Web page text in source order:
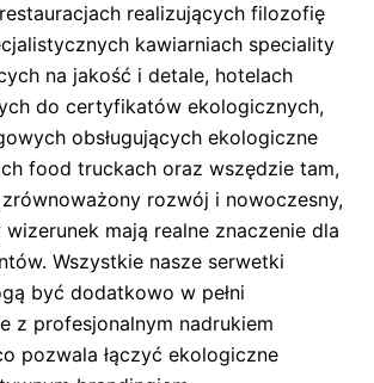
realizujących filozofię
kawiarniach speciality
na jakość i detale, hotelach
do certyfikatów ekologicznych,
obsługujących ekologiczne
food truckach oraz wszędzie tam,
rozwój i nowoczesny,
mają realne znaczenie dla
Wszystkie nasze serwetki
być dodatkowo w pełni
z profesjonalnym nadrukiem
pozwala łączyć ekologiczne